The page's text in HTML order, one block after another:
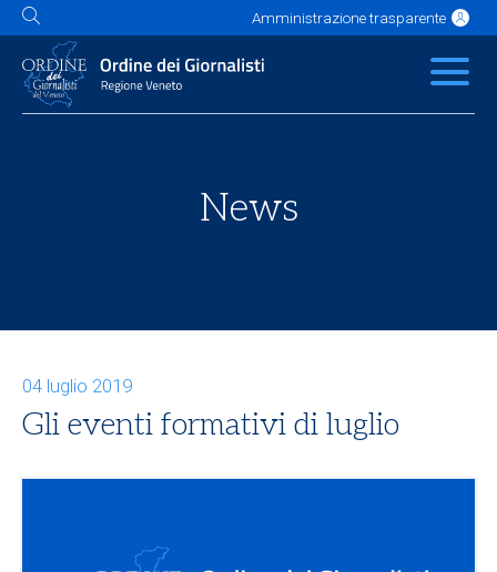
Amministrazione trasparente
L'Ordine News Servizi Albo
Contatti Link utili
News
04 luglio 2019
Gli eventi formativi di luglio